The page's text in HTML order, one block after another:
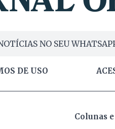
NO SEU
DE USO
Colunas